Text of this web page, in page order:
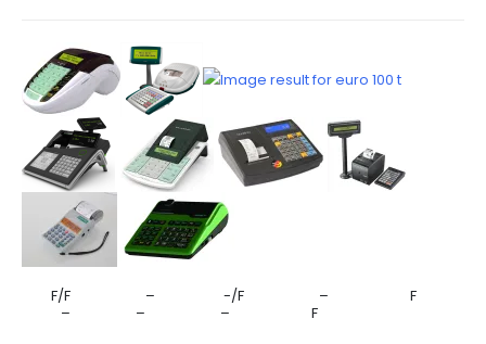
F/F – -/F – F
– – – F